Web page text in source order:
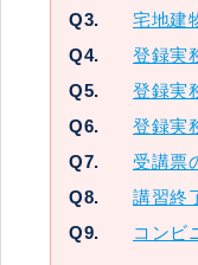
Q3.
宅地建
Q4.
登録実
Q5.
登録実
Q6.
登録実
Q7.
受講票
Q8.
講習終
Q9.
コンビ